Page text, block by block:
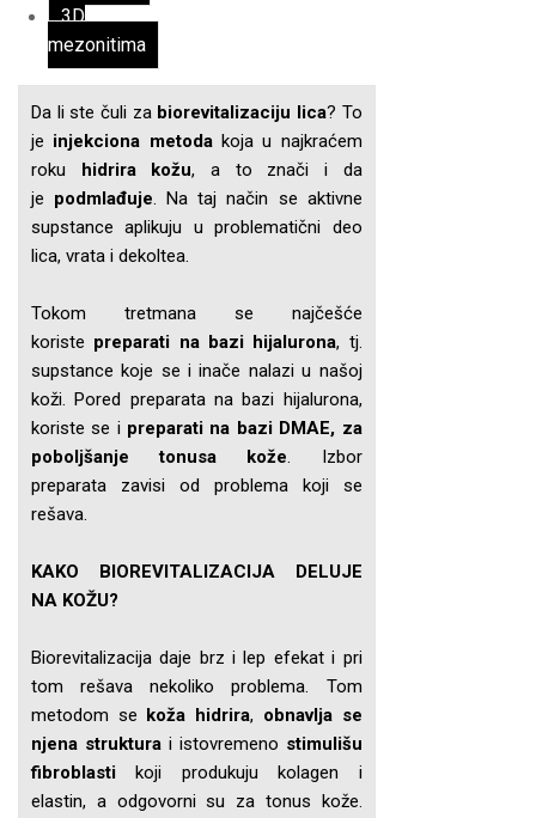
3D
mezonitima
Da li ste čuli za biorevitalizaciju lica? To
je injekciona metodakoja u najkraćem
roku hidrira kožu, a to znači i da
je podmlađuje. Na taj način se aktivne
supstance aplikuju u problematični deo
lica, vrata i dekoltea.
Tokom tretmana se najčešće
koriste preparati na bazi hijalurona, tj.
supstance koje se i inače nalazi u našoj
koži. Pored preparata na bazi hijalurona,
koriste se i preparati na bazi DMAE, za
poboljšanje tonusa kože. Izbor
preparata zavisi od problema koji se
rešava.
KAKO BIOREVITALIZACIJA DELUJE
NA KOŽU?
Biorevitalizacija daje brz i lep efekat i pri
tom rešava nekoliko problema. Tom
metodom se koža hidrira, obnavlja se
njena strukturai istovremeno stimulišu
fibroblasti koji produkuju kolagen i
elastin, a odgovorni su za tonus kože.